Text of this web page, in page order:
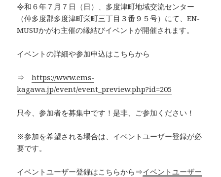
令和６年７月７日（日）、多度津町地域交流センター
（仲多度郡多度津町栄町三丁目３番９５号）にて、EN-
MUSUかがわ主催の縁結びイベントが開催されます。
イベントの詳細や参加申込はこちらから
⇒https://www.ems-
kagawa.jp/event/event_preview.php?id=205
只今、参加者を募集中です！是非、ご参加ください！
※参加を希望される場合は、イベントユーザー登録が必
要です。
イベントユーザー登録はこちらから⇒イベントユーザー